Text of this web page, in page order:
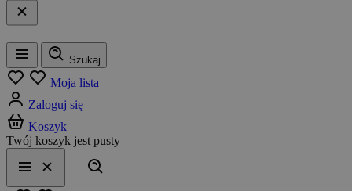
Menu
Szukaj
Moja lista
Zaloguj się
Koszyk
Twój koszyk jest pusty
Menu
Zamknij